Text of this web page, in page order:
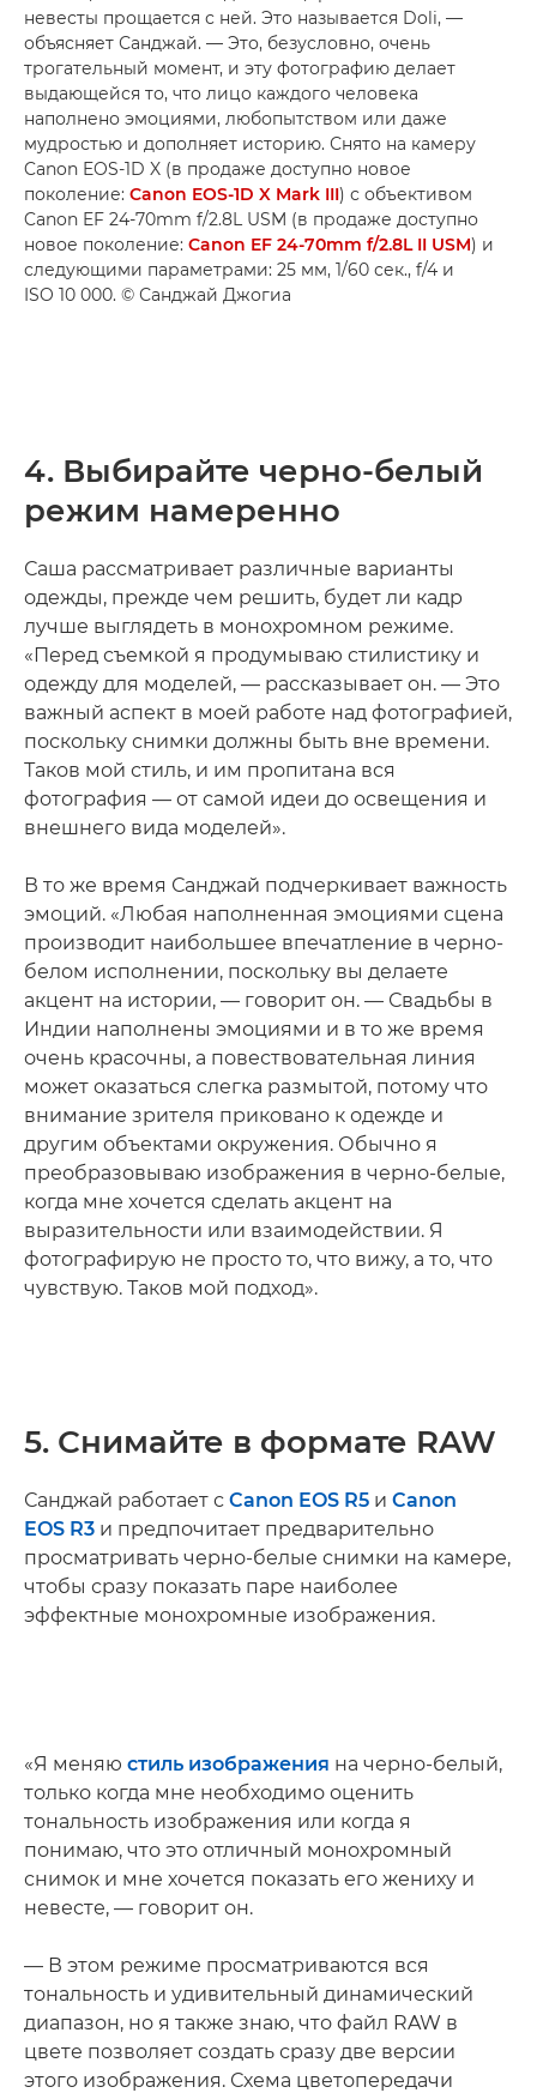
невесты прощается с ней. Это называется Doli, —
объясняет Санджай. — Это, безусловно, очень
трогательный момент, и эту фотографию делает
выдающейся то, что лицо каждого человека
наполнено эмоциями, любопытством или даже
мудростью и дополняет историю. Снято на камеру
Canon EOS-1D X (в продаже доступно новое
поколение: Canon EOS-1D X Mark III) с объективом
Canon EF 24-70mm f/2.8L USM (в продаже доступно
новое поколение: Canon EF 24-70mm f/2.8L II USM) и
следующими параметрами: 25 мм, 1/60 сек., f/4 и
ISO 10 000. © Санджай Джогиа
4. Выбирайте черно-белый
режим намеренно
Саша рассматривает различные варианты
одежды, прежде чем решить, будет ли кадр
лучше выглядеть в монохромном режиме.
«Перед съемкой я продумываю стилистику и
одежду для моделей, — рассказывает он. — Это
важный аспект в моей работе над фотографией,
поскольку снимки должны быть вне времени.
Таков мой стиль, и им пропитана вся
фотография — от самой идеи до освещения и
внешнего вида моделей».
В то же время Санджай подчеркивает важность
эмоций. «Любая наполненная эмоциями сцена
производит наибольшее впечатление в черно-
белом исполнении, поскольку вы делаете
акцент на истории, — говорит он. — Свадьбы в
Индии наполнены эмоциями и в то же время
очень красочны, а повествовательная линия
может оказаться слегка размытой, потому что
внимание зрителя приковано к одежде и
другим объектами окружения. Обычно я
преобразовываю изображения в черно-белые,
когда мне хочется сделать акцент на
выразительности или взаимодействии. Я
фотографирую не просто то, что вижу, а то, что
чувствую. Таков мой подход».
5. Снимайте в формате RAW
Санджай работает с Canon EOS R5 и Canon
EOS R3 и предпочитает предварительно
просматривать черно-белые снимки на камере,
чтобы сразу показать паре наиболее
эффектные монохромные изображения.
«Я меняю стиль изображения на черно-белый,
только когда мне необходимо оценить
тональность изображения или когда я
понимаю, что это отличный монохромный
снимок и мне хочется показать его жениху и
невесте, — говорит он.
— В этом режиме просматриваются вся
тональность и удивительный динамический
диапазон, но я также знаю, что файл RAW в
цвете позволяет создать сразу две версии
этого изображения. Схема цветопередачи